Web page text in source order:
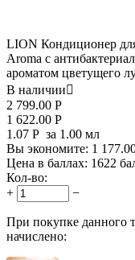
LION Кондиционер
Aroma с
ароматом цветущего
В наличии
2 799.00 Р
1 622.00 Р
1.07 Р за 1.00 мл
Вы экономите: 1
Цена в баллах: 1622
Кол-во:
+
−
При покупке данного
начислено: